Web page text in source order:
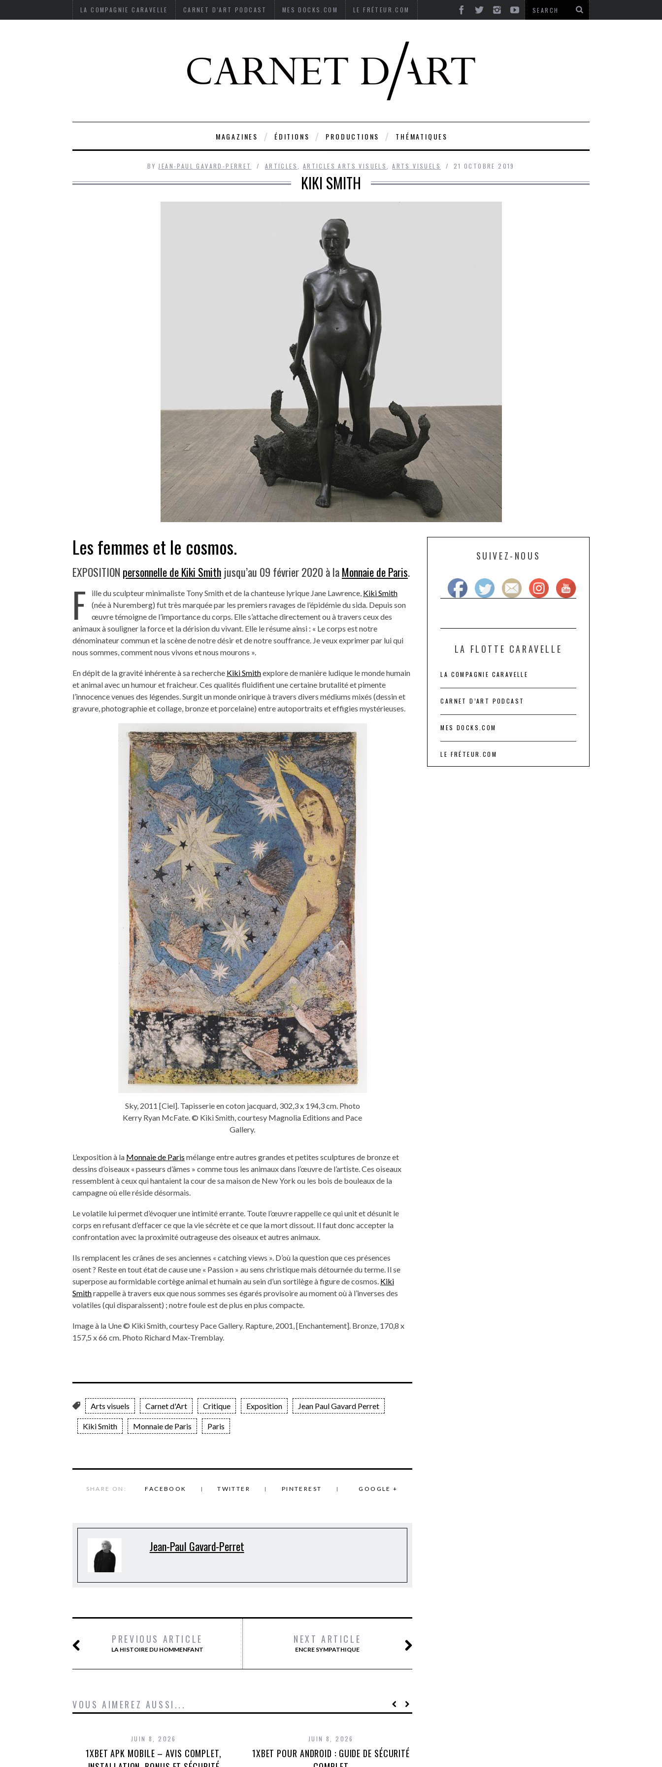
LA COMPAGNIE CARAVELLE CARNET D’ART PODCAST MES DOCKS.COM LE FRÉTEUR.COM
MAGAZINES ÉDITIONS PRODUCTIONS THÉMATIQUES
BY JEAN-PAUL GAVARD-PERRET ARTICLES ARTICLES ARTS VISUELS ,ARTS VISUELS 21 OCTOBRE 2019
KIKI SMITH
Les femmes et le cosmos.
EXPOSITION personnelle de Kiki Smith jusqu’au 09 février 2020 à laMonnaie de Paris.
F ille du sculpteur minimaliste Tony Smith et de la chanteuse lyrique Jane Lawrence, Kiki Smith
(née à Nuremberg) fut très marquée par les premiers ravages de l’épidémie du sida. Depuis son
œuvre témoigne de l’importance du corps. Elle s’attache directement ou à travers ceux des
animaux à souligner la force et la dérision du vivant. Elle le résume ainsi : « Le corps est notre
dénominateur commun et la scène de notre désir et de notre souffrance. Je veux exprimer par lui qui
nous sommes, comment nous vivons et nous mourons ».
En dépit de la gravité inhérente à sa recherche Kiki Smithexplore de manière ludique le monde humain
et animal avec un humour et fraicheur. Ces qualités fluidifient une certaine brutalité et pimente
l’innocence venues des légendes. Surgit un monde onirique à travers divers médiums mixés (dessin et
gravure, photographie et collage, bronze et porcelaine) entre autoportraits et effigies mystérieuses.
Sky, 2011 [Ciel]. Tapisserie en coton jacquard, 302,3 x 194,3 cm. Photo
Kerry Ryan McFate. © Kiki Smith, courtesy Magnolia Editions and Pace
Gallery.
L’exposition à la Monnaie de Paris mélange entre autres grandes et petites sculptures de bronze et
dessins d’oiseaux « passeurs d’âmes » comme tous les animaux dans l’œuvre de l’artiste. Ces oiseaux
ressemblent à ceux qui hantaient la cour de sa maison de New York ou les bois de bouleaux de la
campagne où elle réside désormais.
Le volatile lui permet d’évoquer une intimité errante. Toute l’œuvre rappelle ce qui unit et désunit le
corps en refusant d’effacer ce que la vie sécrète et ce que la mort dissout. Il faut donc accepter la
confrontation avec la proximité outrageuse des oiseaux et autres animaux.
Ils remplacent les crânes de ses anciennes « catching views ». D’où la question que ces présences
osent ? Reste en tout état de cause une « Passion » au sens christique mais détournée du terme. Il se
superpose au formidable cortège animal et humain au sein d’un sortilège à figure de cosmos. Kiki
Smithrappelle à travers eux que nous sommes ses égarés provisoire au moment où à l’inverses des
volatiles (qui disparaissent) ; notre foule est de plus en plus compacte.
Image à la Une © Kiki Smith, courtesy Pace Gallery. Rapture, 2001, [Enchantement]. Bronze, 170,8 x
157,5 x 66 cm. Photo Richard Max-Tremblay.
Arts visuels Carnet d'Art Critique Exposition Jean Paul Gavard Perret
Kiki Smith Monnaie de Paris Paris
SHARE ON: FACEBOOK TWITTER PINTEREST GOOGLE +
Jean-Paul Gavard-Perret
PREVIOUS ARTICLE
LA HISTOIRE DU HOMMENFANT
NEXT ARTICLE
ENCRE SYMPATHIQUE
VOUS AIMEREZ AUSSI...
JUIN 8, 2026
1XBET APK MOBILE – AVIS COMPLET,
JUIN 8, 2026
1XBET POUR ANDROID : GUIDE DE SÉCURITÉ
SUIVEZ-NOUS
LA FLOTTE CARAVELLE
LA COMPAGNIE CARAVELLE
CARNET D’ART PODCAST
MES DOCKS.COM
LE FRÉTEUR.COM